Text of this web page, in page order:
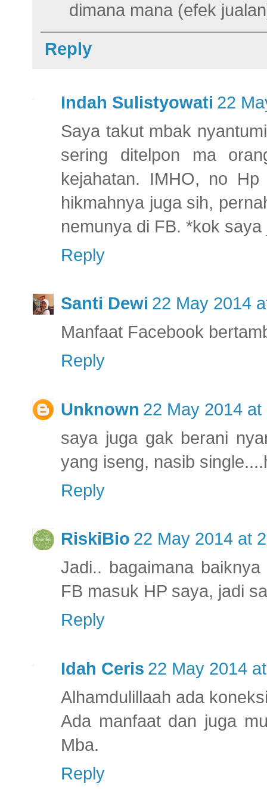
dimana mana (efek
Reply
Indah Sulistyowati 22
Saya takut mbak
sering ditelpon ma
kejahatan. IMHO, no
hikmahnya juga sih,
nemunya di FB. *kok
Reply
Santi Dewi 22 May 2014
Manfaat Facebook
Reply
Unknown 22 May 2014 at
saya juga gak berani
yang iseng, nasib
Reply
RiskiBio 22 May 2014 at
Jadi.. bagaimana
FB masuk HP saya, jadi
Reply
Idah Ceris 22 May 2014
Alhamdulillaah ada
Ada manfaat dan juga
Mba.
Reply